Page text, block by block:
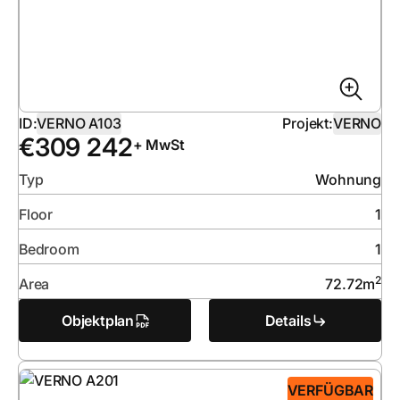
ID:VERNO A103 Projekt:VERNO
€309 242+ MwSt
Typ
Wohnung
Floor
1
Bedroom
1
Area
72.72m2
Objektplan Details
VERFÜGBAR